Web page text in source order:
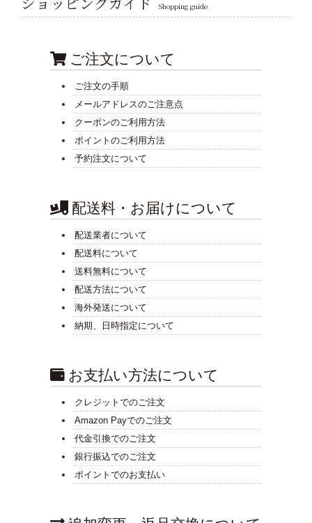
Shopping guide
ご注文について
ご注文の手順
メールアドレスのご注意点
クーポンのご利用方法
ポイントのご利用方法
予約注文について
配送料・お届けについて
配送業者について
配送料について
送料無料について
配送方法について
海外発送について
納期、日時指定について
お支払い方法について
クレジットでのご注文
Amazon Payでのご注文
代金引換でのご注文
銀行振込でのご注文
ポイントでのお支払い